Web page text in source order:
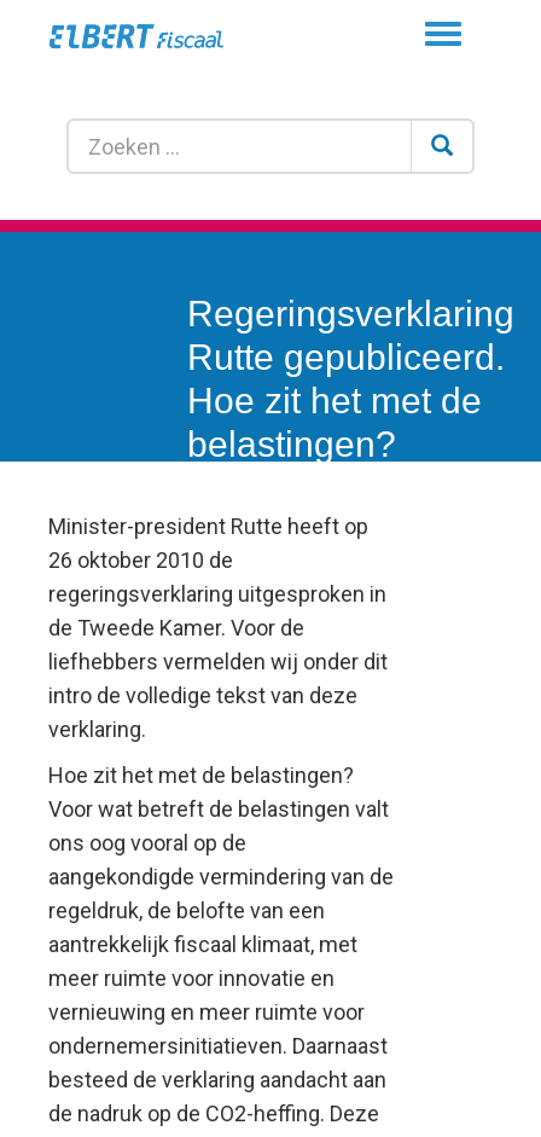
Toggle
Regeringsverklaring
Rutte gepubliceerd.
Hoe zit het met de
belastingen?
Minister-president Rutte heeft op
26 oktober 2010 de
regeringsverklaring uitgesproken in
de Tweede Kamer. Voor de
liefhebbers vermelden wij onder dit
intro de volledige tekst van deze
verklaring.
Hoe zit het met de belastingen?
Voor wat betreft de belastingen valt
ons oog vooral op de
aangekondigde vermindering van de
regeldruk, de belofte van een
aantrekkelijk fiscaal klimaat, met
meer ruimte voor innovatie en
vernieuwing en meer ruimte voor
ondernemersinitiatieven. Daarnaast
besteed de verklaring aandacht aan
de nadruk op de CO2-heffing. Deze